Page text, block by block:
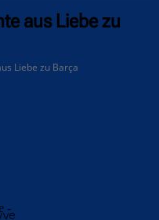
aus Liebe zu
Liebe zu Barça
-